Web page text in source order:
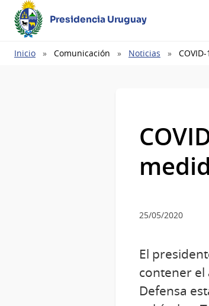
Presidencia Uruguay
Ruta
Inicio Comunicación Noticias
25/05/2020
El
contener el
Defensa